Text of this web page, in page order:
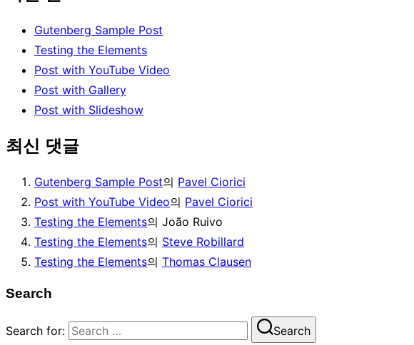
Gutenberg Sample Post
Testing the Elements
Post with YouTube Video
Post with Gallery
Post with Slideshow
최신 댓글
Gutenberg Sample Post의 Pavel Ciorici
Post with YouTube Video의 Pavel Ciorici
Testing the Elements의 João Ruivo
Testing the Elements의 Steve Robillard
Testing the Elements의 Thomas Clausen
Search
Search for: Search